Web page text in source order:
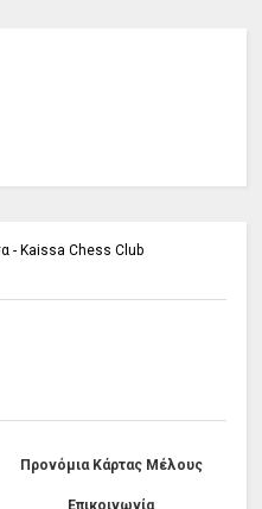
- Kaissa Chess Club
Προνόμια Κάρτας Μέλους
Επικοινωνία